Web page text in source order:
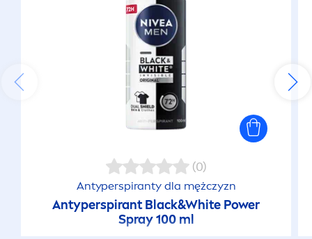
(0)
Antyperspiranty dla mężczyzn
AntyperspirantBlack&White Power
Spray 100 ml